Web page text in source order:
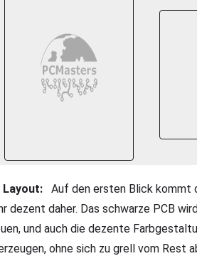
Layout: Auf den ersten Blick kommt
dezent daher. Das schwarze PCB
und auch die dezente
ohne sich zu grell vom Rest